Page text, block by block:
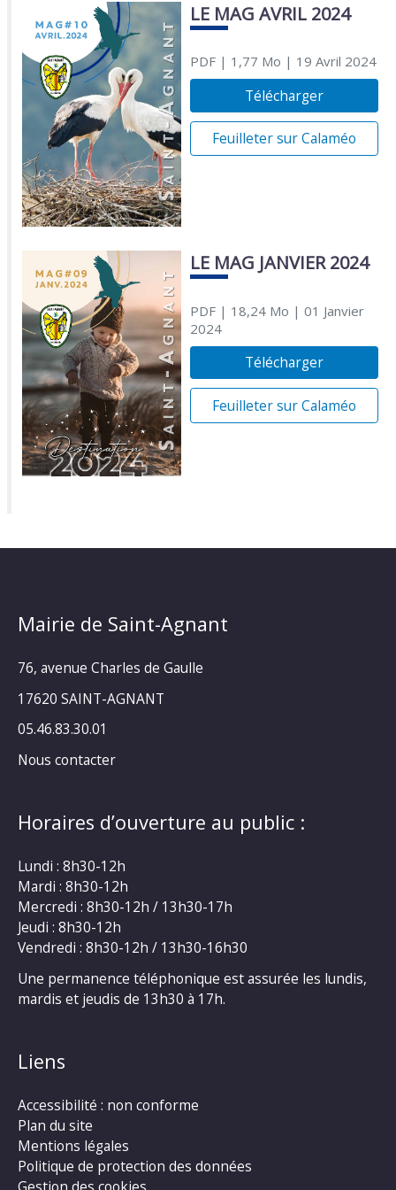
LE MAG AVRIL 2024
PDF| 1,77 Mo | 19 Avril 2024
Télécharger
Feuilleter sur Calaméo
LE MAG JANVIER 2024
PDF| 18,24 Mo | 01 Janvier
2024
Télécharger
Feuilleter sur Calaméo
Mairie de Saint-Agnant
76, avenue Charles de Gaulle
17620 SAINT-AGNANT
05.46.83.30.01
Nous contacter
Horaires d’ouverture au public :
Lundi : 8h30-12h
Mardi : 8h30-12h
Mercredi : 8h30-12h / 13h30-17h
Jeudi : 8h30-12h
Vendredi : 8h30-12h / 13h30-16h30
Une permanence téléphonique est assurée les lundis,
mardis et jeudis de 13h30 à 17h.
Liens
Accessibilité : non conforme
Plan du site
Mentions légales
Politique de protection des données